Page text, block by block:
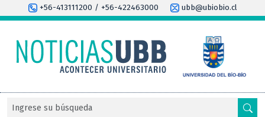
+56-413111200 / +56-422463000 ubb@ubiobio.cl